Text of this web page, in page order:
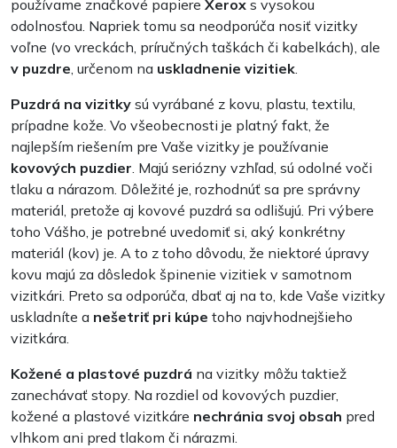
používame značkové papiere Xerox s vysokou
odolnosťou. Napriek tomu sa neodporúča nosiť vizitky
voľne (vo vreckách, príručných taškách či kabelkách), ale
v puzdre, určenom na uskladnenie vizitiek.
Puzdrá na vizitky sú vyrábané z kovu, plastu, textilu,
prípadne kože. Vo všeobecnosti je platný fakt, že
najlepším riešením pre Vaše vizitky je používanie
kovových puzdier. Majú seriózny vzhľad, sú odolné voči
tlaku a nárazom. Dôležité je, rozhodnúť sa pre správny
materiál, pretože aj kovové puzdrá sa odlišujú. Pri výbere
toho Vášho, je potrebné uvedomiť si, aký konkrétny
materiál (kov) je. A to z toho dôvodu, že niektoré úpravy
kovu majú za dôsledok špinenie vizitiek v samotnom
vizitkári. Preto sa odporúča, dbať aj na to, kde Vaše vizitky
uskladníte a nešetriť pri kúpe toho najvhodnejšieho
vizitkára.
Kožené a plastové puzdrá na vizitky môžu taktiež
zanechávať stopy. Na rozdiel od kovových puzdier,
kožené a plastové vizitkáre nechránia svoj obsah pred
vlhkom ani pred tlakom či nárazmi.